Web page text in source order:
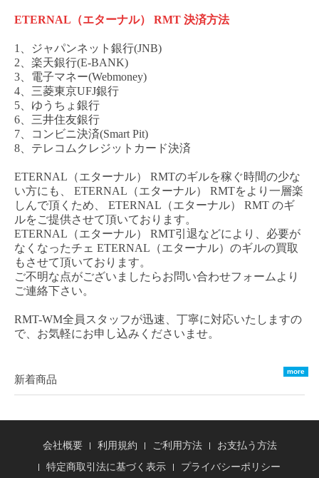
ETERNAL（エターナル） RMT 決済方法
1、ジャパンネット銀行(JNB)
2、楽天銀行(E-BANK)
3、電子マネー(Webmoney)
4、三菱東京UFJ銀行
5、ゆうちょ銀行
6、三井住友銀行
7、コンビニ決済(Smart Pit)
8、テレコムクレジットカード決済
ETERNAL（エターナル） RMTのギルを稼ぐ時間の少な
い方にも、
ETERNAL（エターナル） RMTをより一層楽
しんで頂くため、
ETERNAL（エターナル） RMT のギ
ルをご提供させて頂いております。
ETERNAL（エターナル） RMT引退などにより、必要が
なくなったチェ ETERNAL（エターナル） のギルの買取
もさせて頂いております。
ご不明な点がございましたらお問い合わせフォームより
ご連絡下さい。
RMT-WM全員スタッフが迅速、丁寧に対応いたしますの
で、お気軽にお申し込みくださいませ。
more
新着商品
会社概要 利用規約 ご利用方法
お支払う方法
特定商取引法に基づく表示
プライバシーポリシー